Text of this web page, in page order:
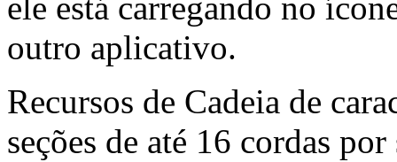
outro aplicativo.
Recursos de Cadeia de
seções de até 16 cordas